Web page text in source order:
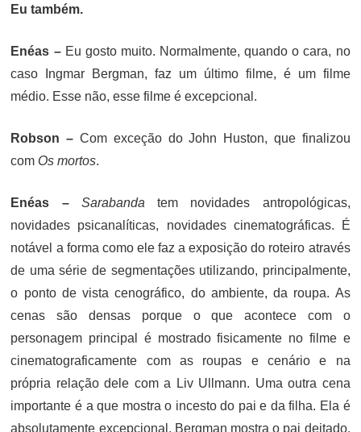
Eu também.
Enéas –Eu gosto muito. Normalmente, quando o cara, no
caso Ingmar Bergman, faz um último filme, é um filme
médio. Esse não, esse filme é excepcional.
Robson – Com exceção do John Huston, que finalizou
com Os mortos.
Enéas – Sarabanda tem novidades antropológicas,
novidades psicanalíticas, novidades cinematográficas. É
notável a forma como ele faz a exposição do roteiro através
de uma série de segmentações utilizando, principalmente,
o ponto de vista cenográfico, do ambiente, da roupa. As
cenas são densas porque o que acontece com o
personagem principal é mostrado fisicamente no filme e
cinematograficamente com as roupas e cenário e na
própria relação dele com a Liv Ullmann. Uma outra cena
importante é a que mostra o incesto do pai e da filha. Ela é
absolutamente excepcional. Bergman mostra o pai deitado,